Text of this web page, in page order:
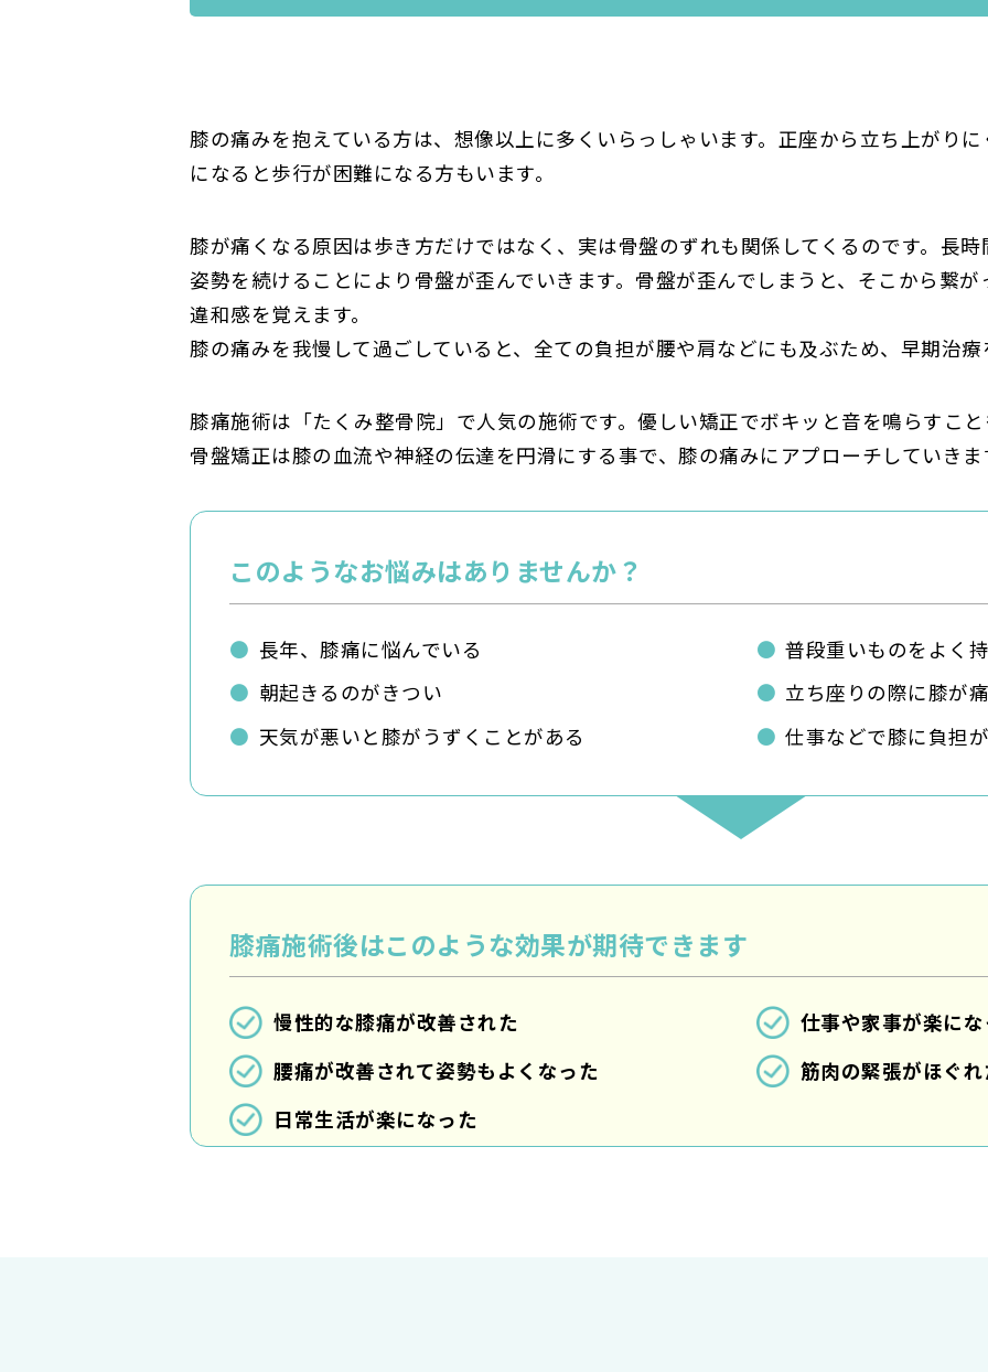
膝の痛みを抱えている方は、想像以上に多くいらっしゃいます。正座から立ち上がり
になると歩行が困難になる方もいます。
膝が痛くなる原因は歩き方だけではなく、実は骨盤のずれも関係してくるのです。長
姿勢を続けることにより骨盤が歪んでいきます。骨盤が歪んでしまうと、そこから繋
違和感を覚えます。
膝の痛みを我慢して過ごしていると、全ての負担が腰や肩などにも及ぶため、早期治
膝痛施術は「たくみ整骨院」で人気の施術です。優しい矯正でボキッと音を鳴らすこ
骨盤矯正は膝の血流や神経の伝達を円滑にする事で、膝の痛みにアプローチしていき
このようなお悩みはありませんか？
長年、膝痛に悩んでいる
普段重いものをよく
朝起きるのがきつい
立ち座りの際に膝が
天気が悪いと膝がうずくことがある
仕事などで膝に負担
膝痛施術後はこのような効果が期待できます
慢性的な膝痛が改善された
仕事や家事が楽に
腰痛が改善されて姿勢もよくなった
筋肉の緊張がほぐ
日常生活が楽になった